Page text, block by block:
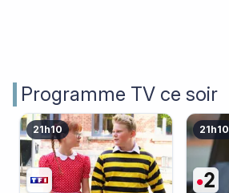
Programme TV ce soir
21h10 21h10